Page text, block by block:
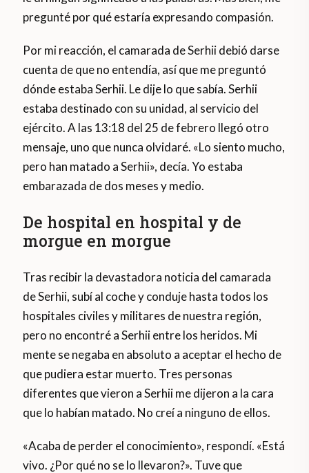
pregunté por qué estaría expresando compasión.
Por mi reacción, el camarada de Serhii debió darse
cuenta de que no entendía, así que me preguntó
dónde estaba Serhii. Le dije lo que sabía. Serhii
estaba destinado con su unidad, al servicio del
ejército. A las 13:18 del 25 de febrero llegó otro
mensaje, uno que nunca olvidaré. «Lo siento mucho,
pero han matado a Serhii», decía. Yo estaba
embarazada de dos meses y medio.
De hospital en hospital y de
morgue en morgue
Tras recibir la devastadora noticia del camarada
de Serhii, subí al coche y conduje hasta todos los
hospitales civiles y militares de nuestra región,
pero no encontré a Serhii entre los heridos. Mi
mente se negaba en absoluto a aceptar el hecho de
que pudiera estar muerto. Tres personas
diferentes que vieron a Serhii me dijeron a la cara
que lo habían matado. No creí a ninguno de ellos.
«Acaba de perder el conocimiento», respondí. «Está
vivo. ¿Por qué no se lo llevaron?». Tuve que